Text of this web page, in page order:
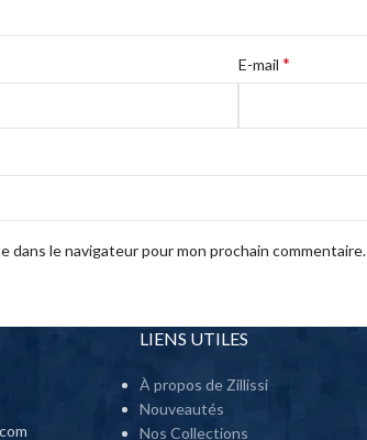
E-mail *
dans le navigateur pour mon prochain commentaire.
LIENS UTILES
À propos de Zillissi
Nouveautés
Nos Collections